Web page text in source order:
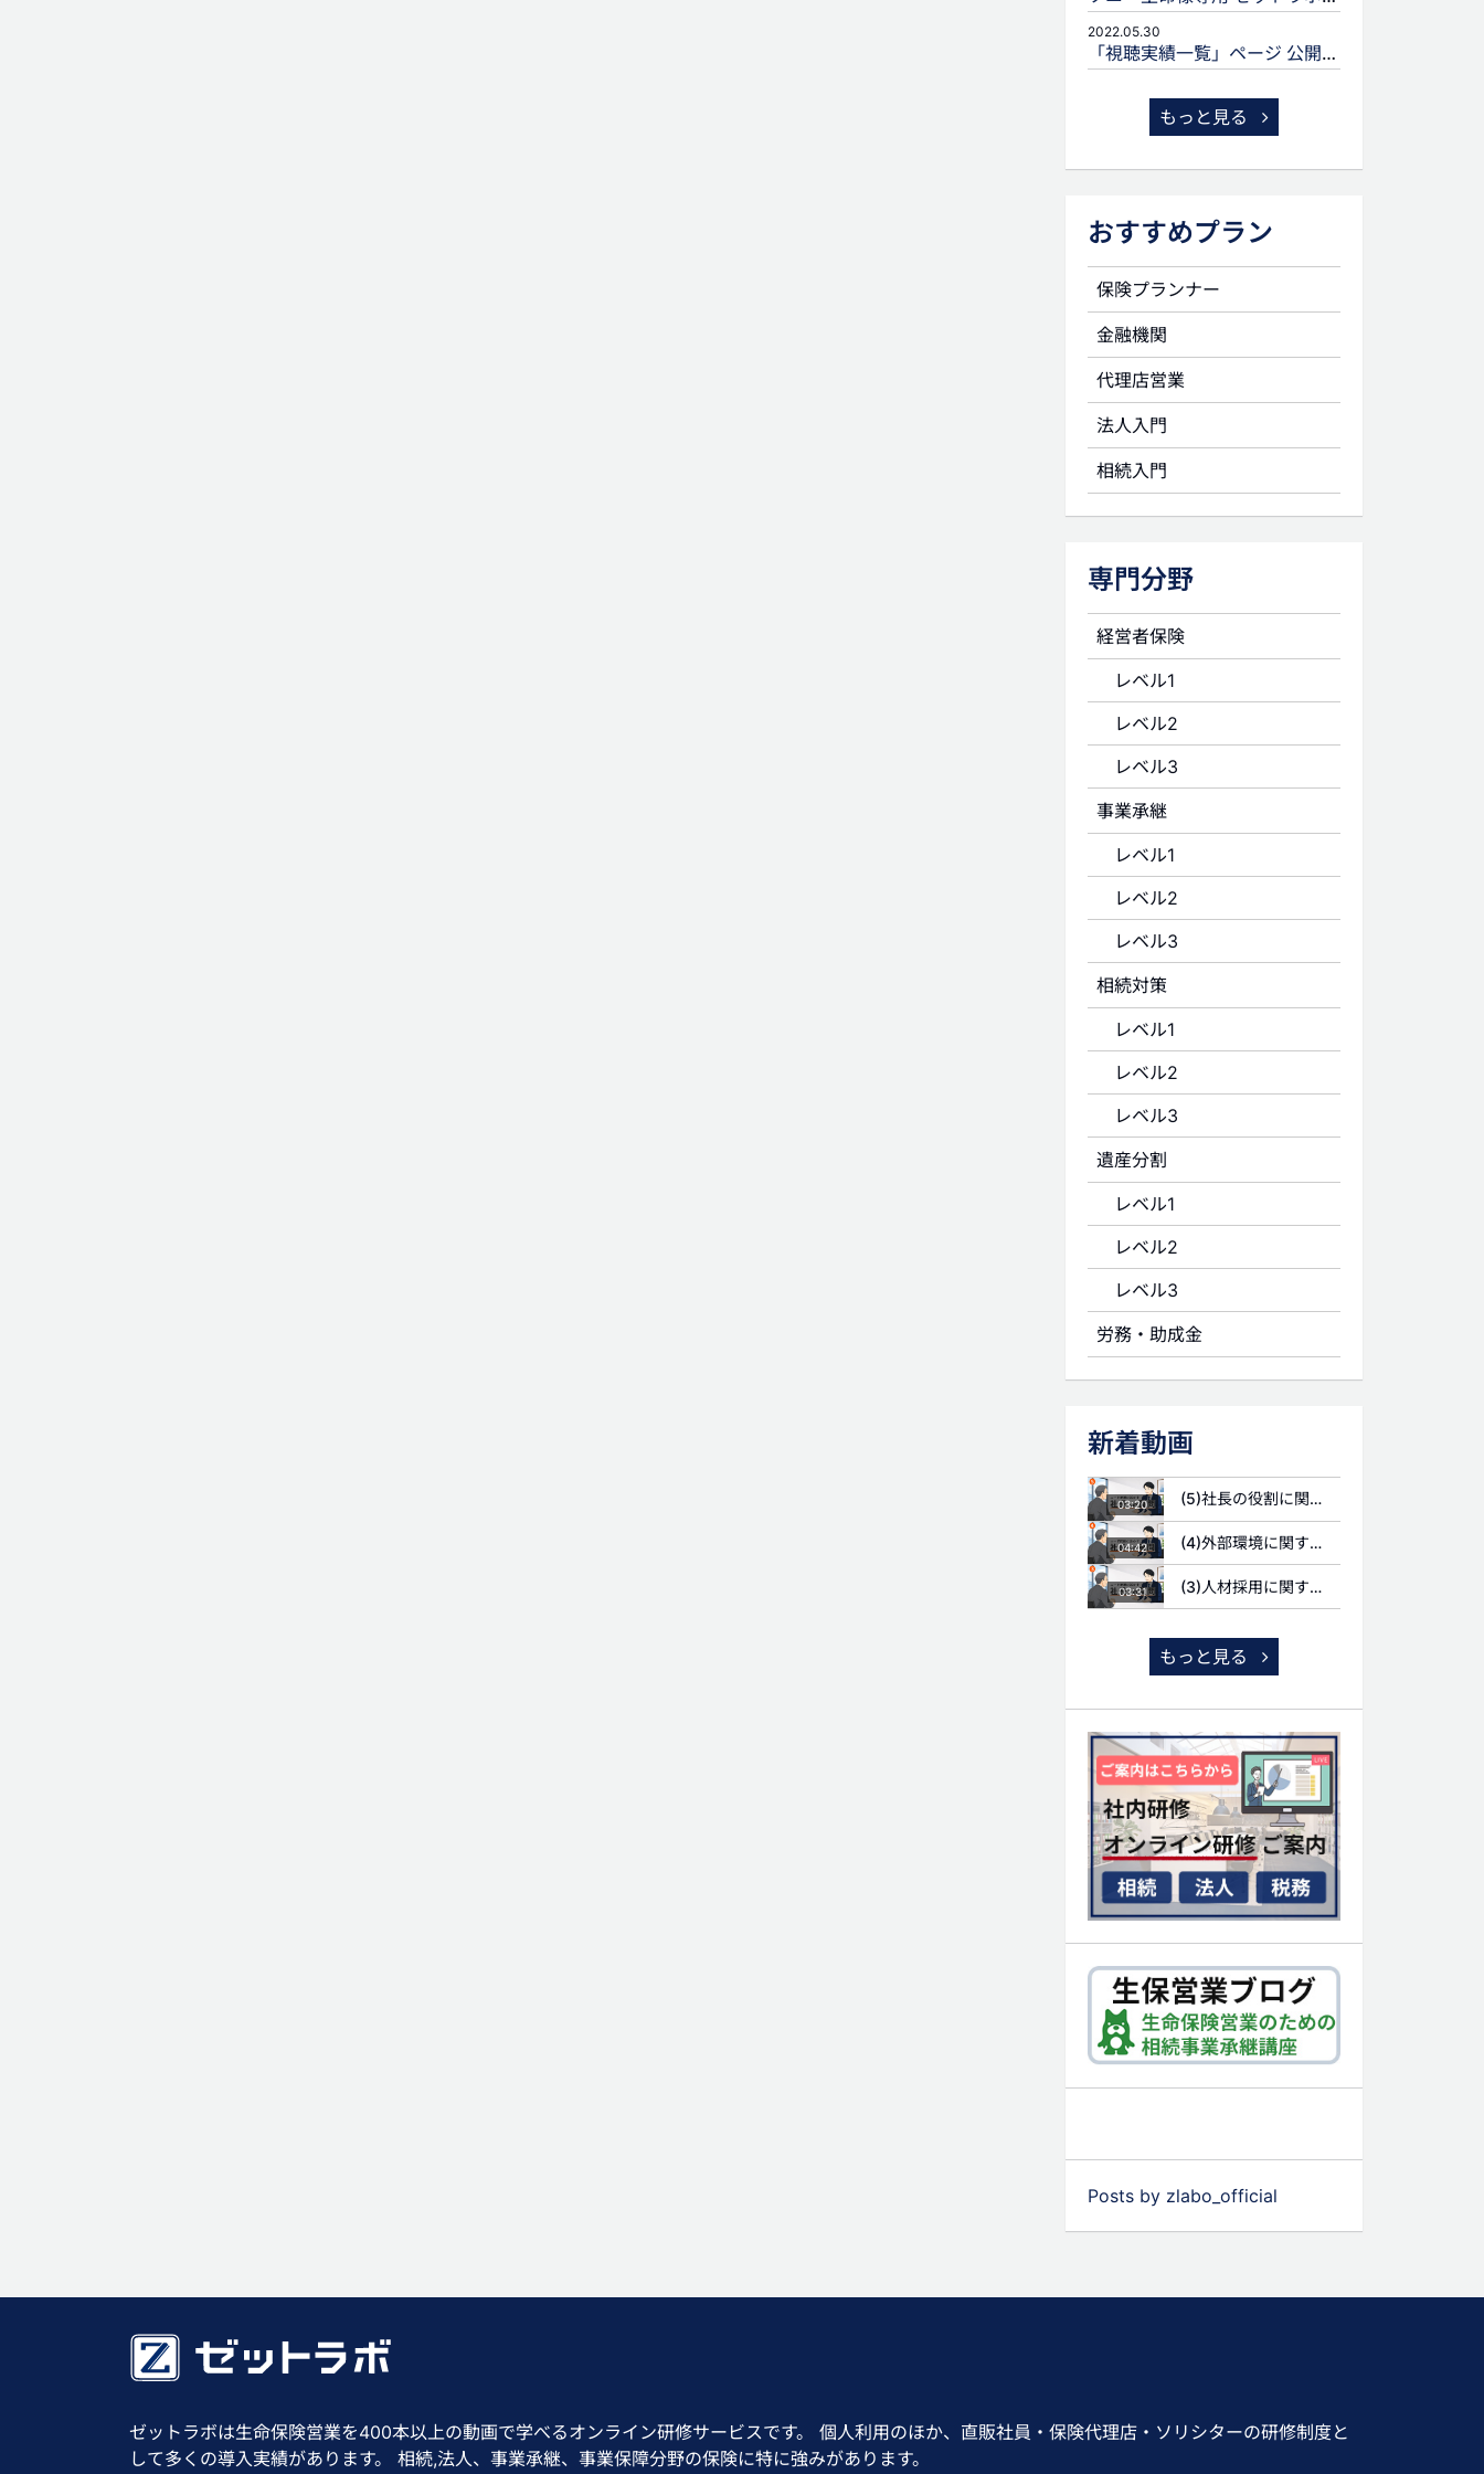
2022.05.30
「視聴実績一覧」ページ 公開のお知らせ
もっと見る
おすすめプラン
保険プランナー
金融機関
代理店営業
法人入門
相続入門
専門分野
経営者保険
レベル1
レベル2
レベル3
事業承継
レベル1
レベル2
レベル3
相続対策
レベル1
レベル2
レベル3
遺産分割
レベル1
レベル2
レベル3
労務・助成金
新着動画
03:20 (5)社長の役割に関する質問
04:42 (4)外部環境に関する質問
03:31 (3)人材採用に関する質問
もっと見る
Posts by zlabo_official
ゼットラボは生命保険営業を400本以上の動画で学べるオンライン研修サービスです。 個人利用のほか、直販社員・保険代理店・ソリシターの研修制度と
して多くの導入実績があります。 相続,法人、事業承継、事業保障分野の保険に特に強みがあります。